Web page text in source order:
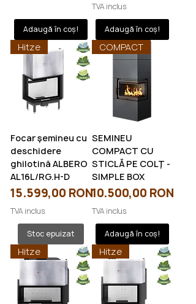
Adaugă în coș!
TVA inclus
Adaugă în coș!
Hitze
Focar șemineu cu
deschidere
ghilotină ALBERO
AL16L/RG.H-D
Preț
15.599,00 RON
TVA inclus
Stoc epuizat
COMPACT
SEMINEU
COMPACT CU
STICLĂ PE COLȚ -
SIMPLE BOX
Preț
10.500,00 RON
TVA inclus
Adaugă în coș!
Hitze Hitze